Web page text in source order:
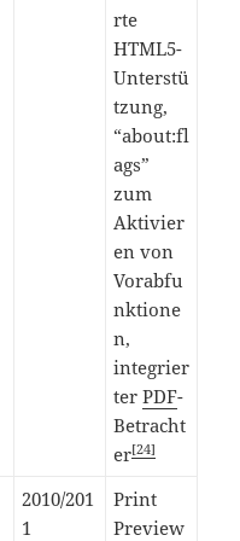
rte
HTML5-
Unterstü
tzung,
“about:fl
ags”
zum
Aktivier
en von
Vorabfu
nktione
n,
integrier
terPDF-
Betracht
er[24]
2010/201
1
Print
Preview